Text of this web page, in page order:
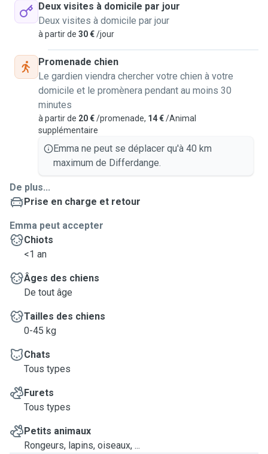
Deux visites à domicile par jour
Deux visites à domicile par jour
à partir de 30 €/jour
Promenade chien
Le gardien viendra chercher votre chien à votre
domicile et le promènera pendant au moins 30
minutes
à partir de 20 €/promenade, 14 €/Animal
supplémentaire
Emma ne peut se déplacer qu'à 40 km
maximum de Differdange.
De plus...
Prise en charge et retour
Emma peut accepter
Chiots
<1 an
Âges des chiens
De tout âge
Tailles des chiens
0-45 kg
Chats
Tous types
Furets
Tous types
Petits animaux
Rongeurs, lapins, oiseaux, ...